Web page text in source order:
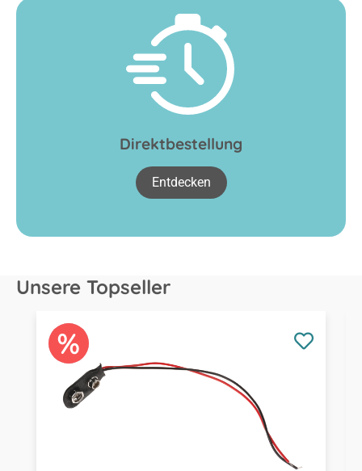
Direktbestellung
Entdecken
Unsere Topseller
Produktgalerie überspringen